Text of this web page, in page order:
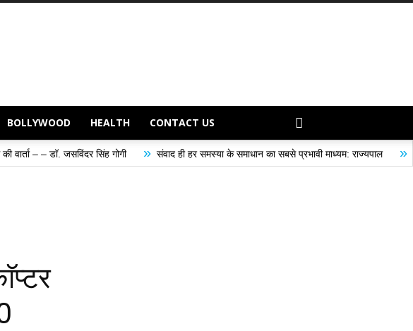
BOLLYWOOD HEALTH CONTACT US
सिंह गोगी » संवाद ही हर समस्या के समाधान का सबसे प्रभावी माध्यम: राज्यपाल » तुलाज़ ने रचा इतिहास,